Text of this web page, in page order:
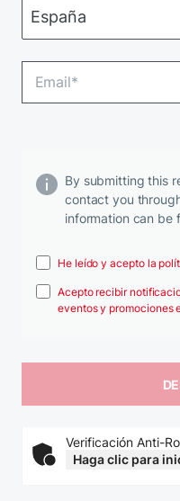
By submitting this
contact you
information can be
He leído y acepto la
Acepto recibir
eventos y promociones
Verificación Anti-
Haga clic para